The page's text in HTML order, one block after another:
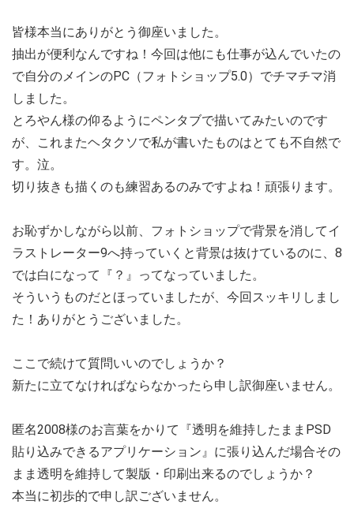
皆様本当にありがとう御座いました。
抽出が便利なんですね！今回は他にも仕事が込んでいたの
で自分のメインのPC（フォトショップ5.0）でチマチマ消
しました。
とろやん様の仰るようにペンタブで描いてみたいのです
が、これまたヘタクソで私が書いたものはとても不自然で
す。泣。
切り抜きも描くのも練習あるのみですよね！頑張ります。
お恥ずかしながら以前、フォトショップで背景を消してイ
ラストレーター9へ持っていくと背景は抜けているのに、8
では白になって『？』ってなっていました。
そういうものだとほっていましたが、今回スッキリしまし
た！ありがとうございました。
ここで続けて質問いいのでしょうか？
新たに立てなければならなかったら申し訳御座いません。
匿名2008様のお言葉をかりて『透明を維持したままPSD
貼り込みできるアプリケーション』に張り込んだ場合その
まま透明を維持して製版・印刷出来るのでしょうか？
本当に初歩的で申し訳ございません。